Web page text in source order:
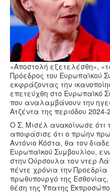
Αθλητικά
Βίντεο
Συνταγές
«Αποστολή εξετελέσθη»,
Πρόεδρος του Ευρωπαϊκού
εκφράζοντας την
επετεύχθη στο Ευρωπαϊκό
που αναλαμβάνουν την
Ατζέντα της περιόδου 2024-
Ο Σ. Μισέλ ανακοίνωσε ότι
αποφάσισε ότι ο πρώην
Αντόνιο Κόστα, θα τον
Ευρωπαϊκού Συμβουλίου,
στην Ούρσουλα τον ντερ
πέντε χρόνια την Προεδρία
πρωθυπουργό της
θέση της Ύπατης